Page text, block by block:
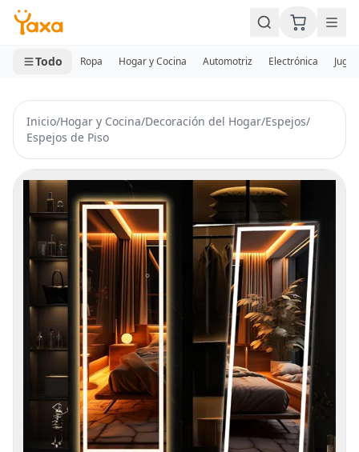
MINI CARRITO
0 productos
Todo Ropa Hogar y Cocina Automotriz Electrónica
Inicio/Hogar y Cocina/Decoración del Hogar/Espejos/
Espejos de Piso